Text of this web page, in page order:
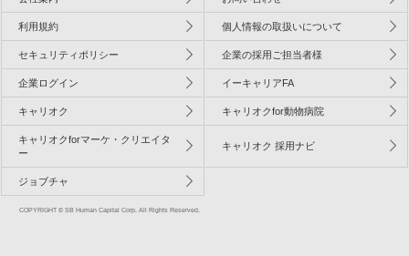
利用規約 個人情報の取扱いについて
セキュリティポリシー 企業の採用ご担当者様
企業ログイン イーキャリアFA
キャリオク キャリオクfor動物病院
キャリオクforマーケ・クリエイタ
ー
キャリオク 採用ナビ
ジョブチャ
COPYRIGHT © SB Human Capital Corp. All Rights Reserved.